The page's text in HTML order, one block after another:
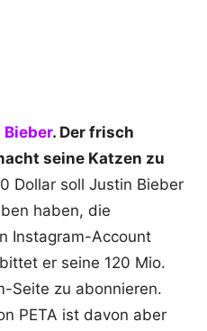
. Der frisch
seine Katzen zu
Dollar soll Justin Bieber
haben, die
Instagram-Account
er seine 120 Mio.
Seite zu abonnieren.
PETA ist davon aber